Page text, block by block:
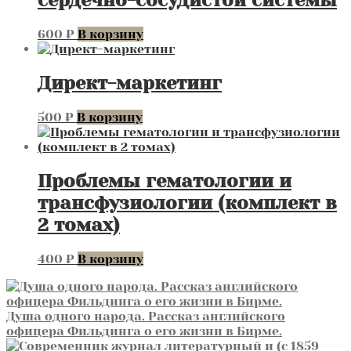
600 ₽ В корзину
Директ-маркетинг
500 ₽ В корзину
Проблемы гематологии и
трансфузиологии (комплект в
2 томах)
400 ₽ В корзину
Душа одного народа. Рассказ английского
офицера Фильдинга о его жизни в Бирме.